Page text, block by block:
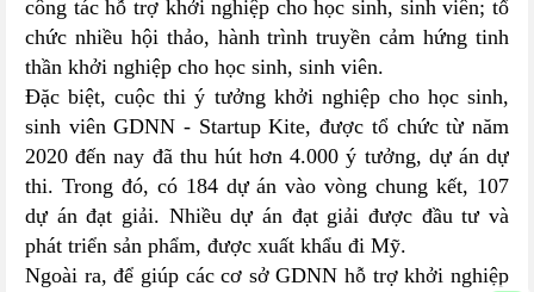
công tác hỗ trợ khởi nghiệp cho học sinh, sinh viên; tổ
chức nhiều hội thảo, hành trình truyền cảm hứng tinh
thần khởi nghiệp cho học sinh, sinh viên.
Đặc biệt, cuộc thi ý tưởng khởi nghiệp cho học sinh,
sinh viên GDNN - Startup Kite, được tổ chức từ năm
2020 đến nay đã thu hút hơn 4.000 ý tưởng, dự án dự
thi. Trong đó, có 184 dự án vào vòng chung kết, 107
dự án đạt giải. Nhiều dự án đạt giải được đầu tư và
phát triển sản phẩm, được xuất khẩu đi Mỹ.
Ngoài ra, để giúp các cơ sở GDNN hỗ trợ khởi nghiệp